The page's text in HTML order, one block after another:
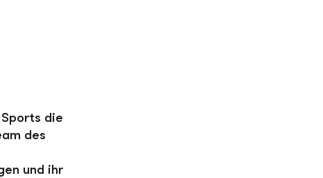
die
des
und ihr